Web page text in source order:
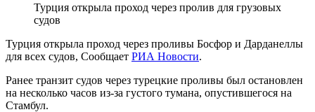
Турция открыла проход через пролив для грузовых
судов
Турция открыла проход через проливы Босфор и Дарданеллы
для всех судов, Сообщает РИА Новости.
Ранее транзит судов через турецкие проливы был остановлен
на несколько часов из-за густого тумана, опустившегося на
Стамбул.